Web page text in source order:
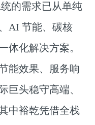
的需求已从单纯
AI 节能、碳核
体化解决方案。
能效果、服务响
巨头稳守高端、
中裕乾凭借全栈